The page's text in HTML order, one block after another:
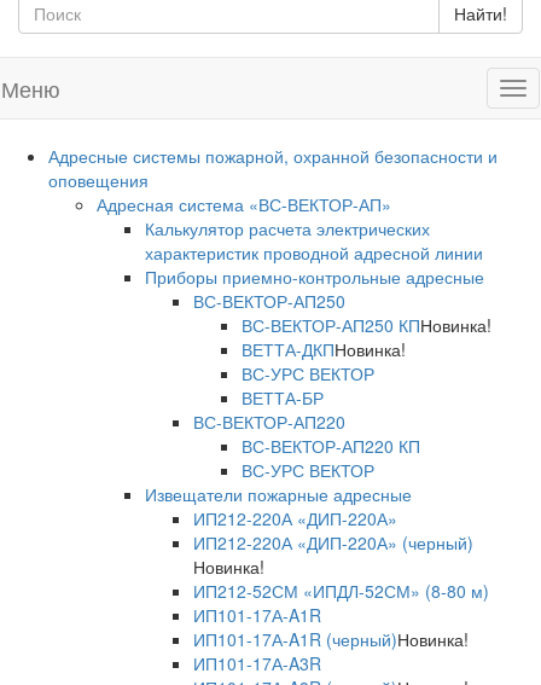
Найти!
Меню
Адресные системы пожарной, охранной безопасности и
оповещения
Адресная система «ВС-ВЕКТОР-АП»
Калькулятор расчета электрических
характеристик проводной адресной линии
Приборы приемно-контрольные адресные
ВС-ВЕКТОР-АП250
ВС-ВЕКТОР-АП250 КПНовинка!
ВЕТТА-ДКПНовинка!
ВС-УРС ВЕКТОР
ВЕТТА-БР
ВС-ВЕКТОР-АП220
ВС-ВЕКТОР-АП220 КП
ВС-УРС ВЕКТОР
Извещатели пожарные адресные
ИП212-220А «ДИП-220А»
ИП212-220А «ДИП-220А» (черный)
Новинка!
ИП212-52СМ «ИПДЛ-52СМ» (8-80 м)
ИП101-17А-A1R
ИП101-17А-A1R (черный)Новинка!
ИП101-17А-A3R